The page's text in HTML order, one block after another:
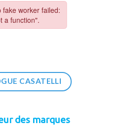
CASATELLI
des marques